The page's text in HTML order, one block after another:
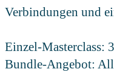
Verbindungen und
Einzel-Masterclass:
Bundle-Angebot: